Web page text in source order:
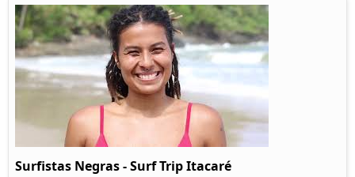
Surfistas Negras - Surf Trip Itacaré